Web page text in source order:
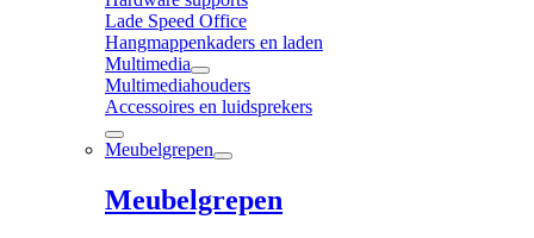
Lade Speed Office
Hangmappenkaders en laden
Multimedia
Multimediahouders
Accessoires en luidsprekers
Meubelgrepen
Meubelgrepen